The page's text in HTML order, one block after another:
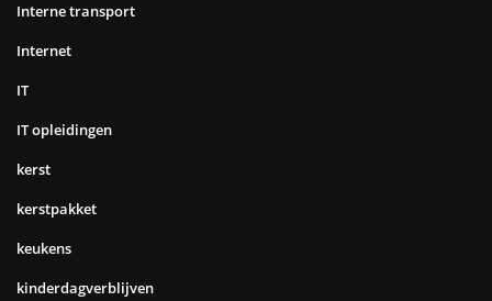
Interne transport
Internet
IT
IT opleidingen
kerst
kerstpakket
keukens
kinderdagverblijven